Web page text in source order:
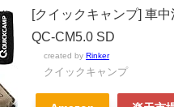
[クイックキャンプ] 車
QC-CM5.0 SD
created by Rinker
クイックキャンプ